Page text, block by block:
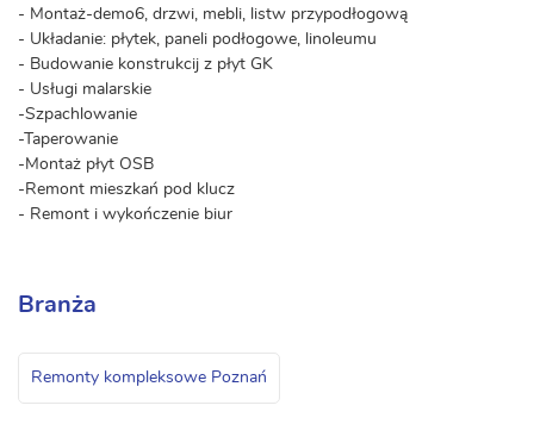
- Montaż-demo6, drzwi, mebli, listw przypodłogową
- Układanie: płytek, paneli podłogowe, linoleumu
- Budowanie konstrukcij z płyt GK
- Usługi malarskie
-Szpachlowanie
-Taperowanie
-Montaż płyt OSB
-Remont mieszkań pod klucz
- Remont i wykończenie biur
Branża
Remonty kompleksowe Poznań